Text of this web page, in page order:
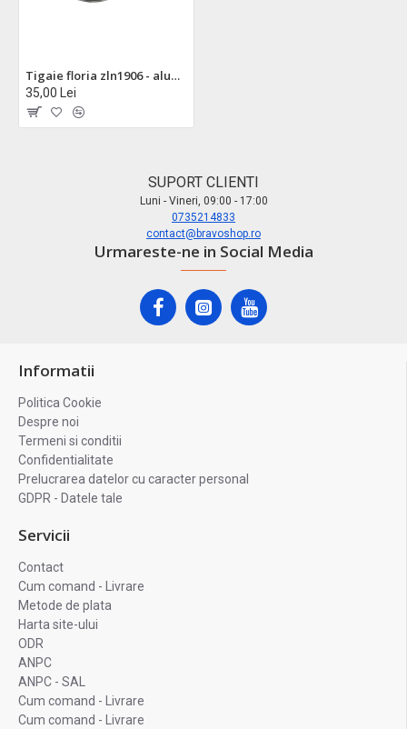
Tigaie floria zln1906 - aluminiu 22cm cu dublu strat non-stick, maner ergonomic, compatibil masina de spalat
35,00 Lei
SUPORT CLIENTI
Luni - Vineri, 09:00 - 17:00
0735214833
contact@bravoshop.ro
Urmareste-ne in Social Media
Informatii
Politica Cookie
Despre noi
Termeni si conditii
Confidentialitate
Prelucrarea datelor cu caracter personal
GDPR - Datele tale
Servicii
Contact
Cum comand - Livrare
Metode de plata
Harta site-ului
ODR
ANPC
ANPC - SAL
Cum comand - Livrare
Cum comand - Livrare